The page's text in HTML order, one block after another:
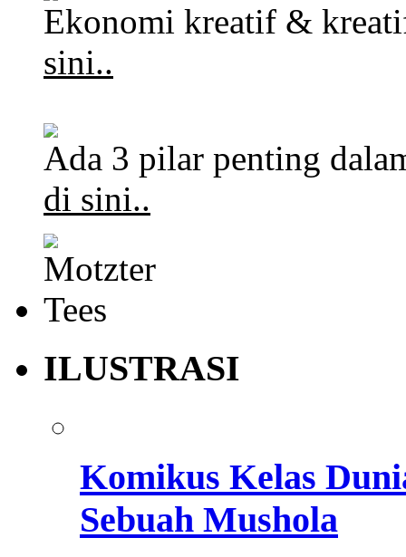
Ekonomi kreatif &
sini..
Ada 3 pilar penting
di sini..
ILUSTRASI
Komikus Kelas
Sebuah Mushola